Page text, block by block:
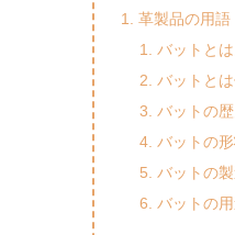
革製品の用語
バットとは
バットとは
バットの歴
バットの
バットの
バットの